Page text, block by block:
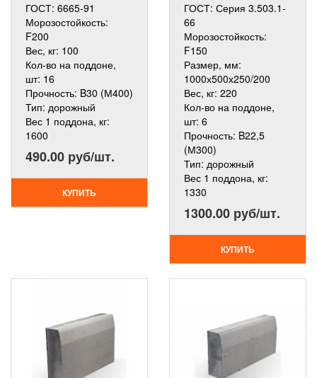
ГОСТ: 6665-91
Морозостойкость:
F200
Вес, кг: 100
Кол-во на поддоне,
шт: 16
Прочность: B30 (М400)
Тип: дорожный
Вес 1 поддона, кг:
1600
490.00 руб/шт.
КУПИТЬ
ГОСТ: Серия 3.503.1-
66
Морозостойкость:
F150
Размер, мм:
1000х500х250/200
Вес, кг: 220
Кол-во на поддоне,
шт: 6
Прочность: B22,5
(М300)
Тип: дорожный
Вес 1 поддона, кг:
1330
1300.00 руб/шт.
КУПИТЬ